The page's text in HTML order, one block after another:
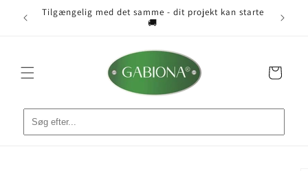
Gå til
indhold
Tilgængelig med det samme - dit projekt kan starte
🚚
Indkøbskurv